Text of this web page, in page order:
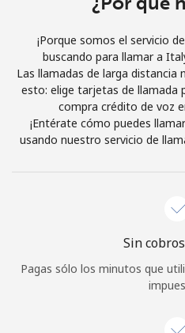
o
¡Porque somos el servicio
buscando para llamar a
Las llamadas de larga distancia
esto: elige tarjetas de llamada
compra crédito de voz
¡Entérate cómo puedes
usando nuestro servicio de
Sin
Pagas sólo los minutos que